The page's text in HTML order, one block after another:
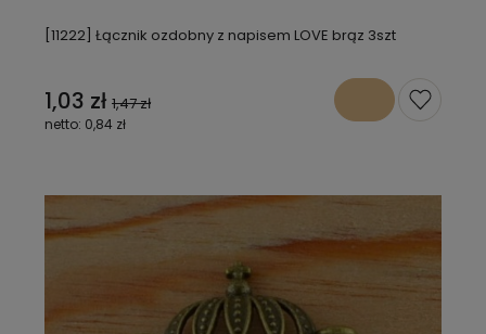
[11222] Łącznik ozdobny z napisem LOVE brąz 3szt
1,03 zł 1,47 zł
0,84 zł